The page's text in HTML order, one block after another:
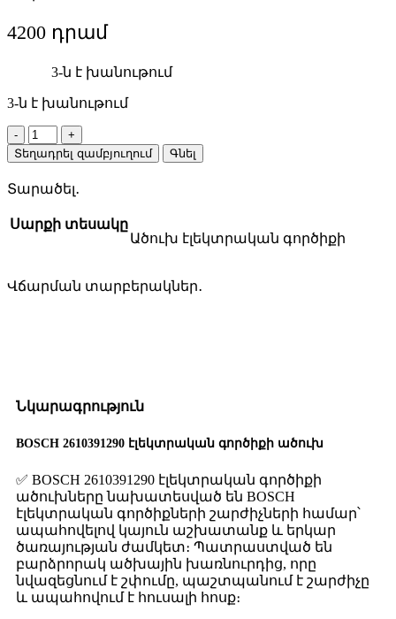
4200
3-ն է խանութում
3-ն է խանութում
BOSCH
2610391290
էլեկտրական
գործիքի
ածուխ
quantity
Տեղադրել զամբյուղում Գնել
Տարածել․
Սարքի տեսակը
Ածուխ էլեկտրական գործիքի
Վճարման տարբերակներ․
Նկարագրություն
BOSCH 2610391290 էլեկտրական գործիքի ածուխ
✅ BOSCH 2610391290 էլեկտրական գործիքի
ածուխները նախատեսված են BOSCH
էլեկտրական գործիքների շարժիչների համար՝
ապահովելով կայուն աշխատանք և երկար
ծառայության ժամկետ։ Պատրաստված են
բարձրորակ ածխային խառնուրդից, որը
նվազեցնում է շփումը, պաշտպանում է շարժիչը
և ապահովում է հուսալի հոսք։